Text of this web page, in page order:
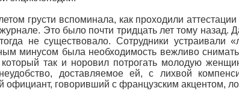
грусти вспоминала, как проходили
Это было почти тридцать лет тому назад.
не существовало. Сотрудники устраивали
минусом была необходимость вежливо
который так и норовил потрогать молодую
доставляемое ей, с лихвой
официант, говоривший с французским акцентом,